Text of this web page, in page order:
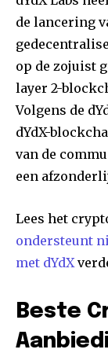
de lancering
op de zojuist
layer 2-
Volgens de
dYdX-
van de
een
Lees het
ondersteunt
met dYdX
Beste